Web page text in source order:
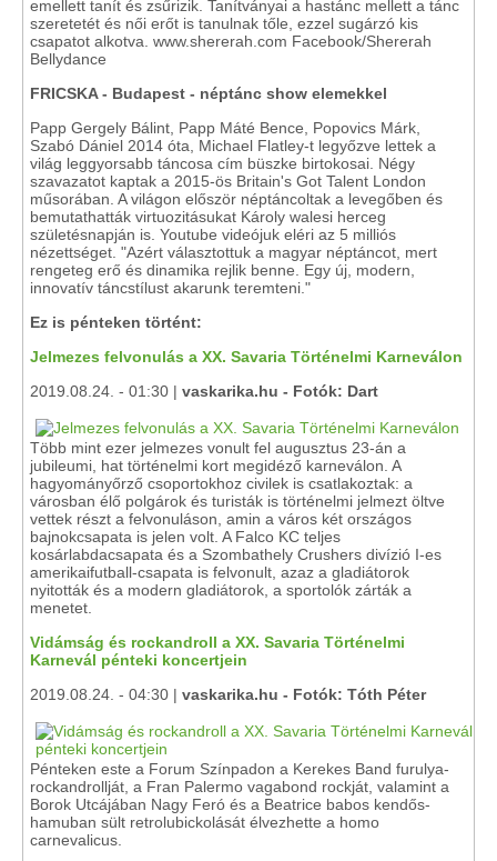
emellett tanít és zsűrizik. Tanítványai a hastánc mellett a tánc
szeretetét és női erőt is tanulnak tőle, ezzel sugárzó kis
csapatot alkotva. www.shererah.com Facebook/Shererah
Bellydance
FRICSKA - Budapest - néptánc show elemekkel
Papp Gergely Bálint, Papp Máté Bence, Popovics Márk,
Szabó Dániel 2014 óta, Michael Flatley-t legyőzve lettek a
világ leggyorsabb táncosa cím büszke birtokosai. Négy
szavazatot kaptak a 2015-ös Britain's Got Talent London
műsorában. A világon először néptáncoltak a levegőben és
bemutathatták virtuozitásukat Károly walesi herceg
születésnapján is. Youtube videójuk eléri az 5 milliós
nézettséget. "Azért választottuk a magyar néptáncot, mert
rengeteg erő és dinamika rejlik benne. Egy új, modern,
innovatív táncstílust akarunk teremteni."
Ez is pénteken történt:
Jelmezes felvonulás a XX. Savaria Történelmi Karneválon
2019.08.24. - 01:30 | vaskarika.hu - Fotók: Dart
Több mint ezer jelmezes vonult fel augusztus 23-án a
jubileumi, hat történelmi kort megidéző karneválon. A
hagyományőrző csoportokhoz civilek is csatlakoztak: a
városban élő polgárok és turisták is történelmi jelmezt öltve
vettek részt a felvonuláson, amin a város két országos
bajnokcsapata is jelen volt. A Falco KC teljes
kosárlabdacsapata és a Szombathely Crushers divízió I-es
amerikaifutball-csapata is felvonult, azaz a gladiátorok
nyitották és a modern gladiátorok, a sportolók zárták a
menetet.
Vidámság és rockandroll a XX. Savaria Történelmi
Karnevál pénteki koncertjein
2019.08.24. - 04:30 | vaskarika.hu - Fotók: Tóth Péter
Pénteken este a Forum Színpadon a Kerekes Band furulya-
rockandrollját, a Fran Palermo vagabond rockját, valamint a
Borok Utcájában Nagy Feró és a Beatrice babos kendős-
hamuban sült retrolubickolását élvezhette a homo
carnevalicus.